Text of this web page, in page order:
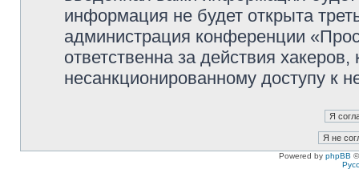
информация не будет открыта
администрация конференции
ответственна за действия
несанкционированному доступу к
Powered by phpBB